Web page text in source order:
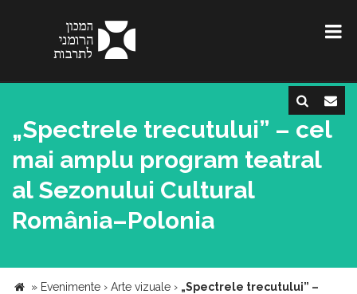
„Spectrele trecutului” – cel
mai amplu program teatral
al Sezonului Cultural
România–Polonia
» Evenimente › Arte vizuale › „Spectrele trecutului” –